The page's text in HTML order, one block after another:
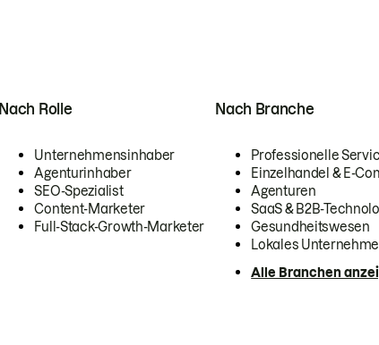
Nach Rolle
Unternehmensinhaber
Agenturinhaber
SEO-Spezialist
Content-Marketer
Full-Stack-Growth-Marketer
Nach Branche
Professionelle
Einzelhandel & E-
Agenturen
SaaS & B2B-
Gesundheitswesen
Lokales
Alle Branchen